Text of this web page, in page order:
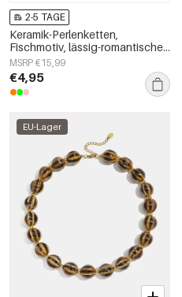
2-5 TAGE
Keramik-Perlenketten,
Fischmotiv, lässig-romantische
Serie, Damenschmuck
MSRP €15,99
€4,95
EU-Lager